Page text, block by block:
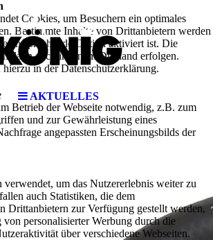
AKTUELLES
Cookies, um Besuchern ein optimales
Bestimmte Inhalte von Drittanbietern werden
entsprechende Option aktiviert ist. Die
dann auch in einem Drittland erfolgen.
in der Datenschutzerklärung.
Betrieb der Webseite notwendig, z.B. zum
und zur Gewährleistung eines
angepassten Erscheinungsbilds der
verwendet, um das Nutzererlebnis weiter zu
auch Statistiken, die dem
Drittanbietern zur Verfügung gestellt werden,
personalisierter Werbung durch die
über verschiedene Webseiten.